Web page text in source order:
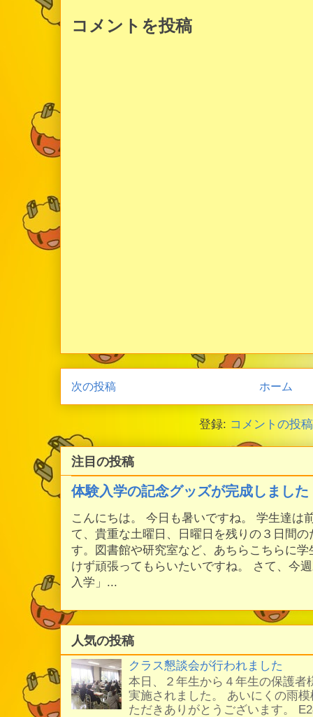
コメントを投稿
次の投稿 ホーム
登録: コメントの投
注目の投稿
体験入学の記念グッズが完成しました
こんにちは。 今日も暑いですね。 学生達は
て、貴重な土曜日、日曜日を残りの３日間
す。図書館や研究室など、あちらこちらに
けず頑張ってもらいたいですね。 さて、今
入学」...
人気の投稿
クラス懇談会が行われました
本日、２年生から４年生の保護者
実施されました。 あいにくの雨
ただきありがとうございます。